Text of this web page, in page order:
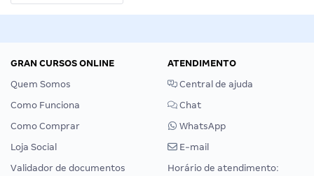
GRAN CURSOS ONLINE
Quem Somos
Como Funciona
Como Comprar
Loja Social
Validador de documentos
ATENDIMENTO
Central de ajuda
Chat
WhatsApp
E-mail
Horário de atendimento: